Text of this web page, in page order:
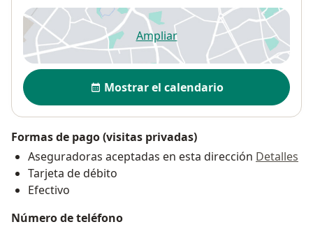
Ampliarse abre en una nueva
Disponibilidad
Mostrar el calendario
Formas de pago (visitas privadas)
Aseguradoras aceptadas en esta dirección Detalles
Tarjeta de débito
Efectivo
Número de teléfono